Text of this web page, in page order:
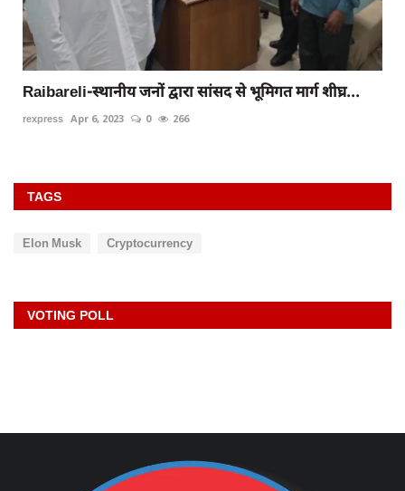
Raibareli-स्थानीय जनों द्वारा सांसद से भूमिगत मार्ग शीघ्र...
rexpress Apr 6, 2023 0 266
TAGS
Elon Musk Cryptocurrency
VOTING POLL